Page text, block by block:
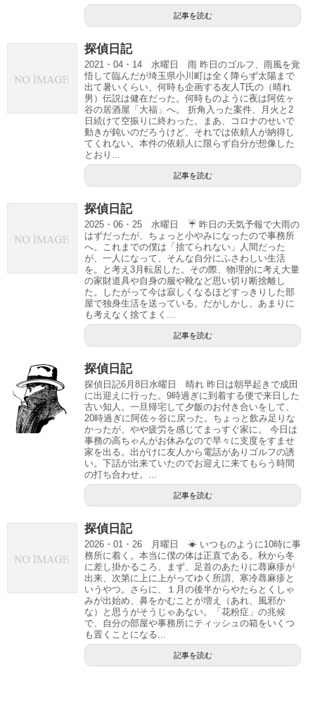
記事を読む
探偵日記
2021・04・14 水曜日 雨 昨日のゴルフ、雨風を覚
悟して臨んだが埼玉県小川町は全く降らず太陽まで
出て暑いくらい、何時も企画する友人T氏の（晴れ
男）伝説は健在だった。何時ものように夜は阿佐ヶ
谷の居酒屋「大福」へ。 折角入った案件、月火と2
日続けて空振りに終わった。まあ、コロナのせいで
動きが鈍いのだろうけど、それでは依頼人が納得し
てくれない。本件の依頼人に限らず自分が想像した
とおり...
記事を読む
探偵日記
2025・06・25 水曜日 ☔ 昨日の天気予報で大雨の
はずだったが、ちょっと小やみになったので事務所
へ。これまでの僕は「捨てられない」人間だった
が、一人になって、そんな自分にふさわしい生活
を。と考え3月転居した。その際、物理的に考え大量
の家財道具や自身の服や靴など思い切り断捨離し
た。したがって今は寂しくなるほどすっきりした部
屋で独身生活を送っている。だがしかし、あまりに
も考えなく捨てまく...
記事を読む
探偵日記
探偵日記6月8日水曜日 晴れ 昨日は朝早起きで成田
に出迎えに行った。9時過ぎに到着する便で来日した
古い知人。一旦帰宅して夕飯のお付き合いをして、
20時過ぎに阿佐ヶ谷に戻った。ちょっと飲み足りな
かったが、やや疲労を感じてまっすぐ家に。 今日は
事務の高ちゃんがお休みなので早々に支度をすませ
家を出る。出がけに友人から電話がありゴルフの誘
い。下話が出来ていたのでお迎えに来てもらう時間
の打ち合わせ。...
記事を読む
探偵日記
2026・01・26 月曜日 ☀ いつものように10時に事
務所に着く。本当に僕の体は正直である。秋から冬
に差し掛かるころ、まず、足首のあたりに蕁麻疹が
出来、次第に上に上がってゆく所謂、寒冷蕁麻疹と
いうやつ。さらに、１月の後半からやたらとくしゃ
みが出始め、鼻をかむことが増え（あれ、風邪か
な）と思うがそうじゃあない。「花粉症」の兆候
で、自分の部屋や事務所にティッシュの箱をいくつ
も置くことになる...
記事を読む